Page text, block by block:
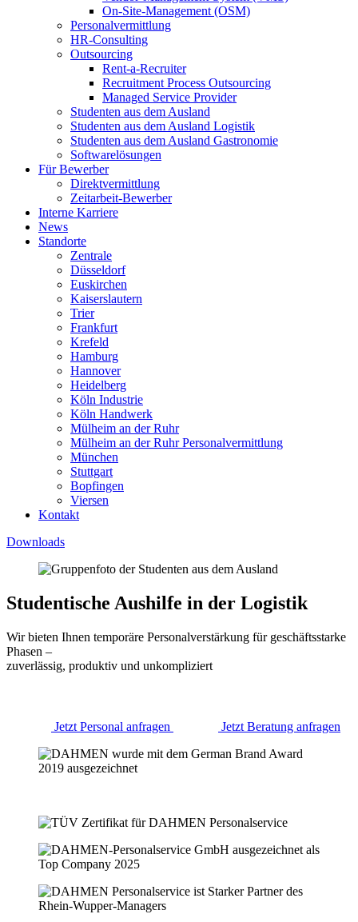
On-Site-Management (OSM)
Personalvermittlung
HR-Consulting
Outsourcing
Rent-a-Recruiter
Recruitment Process Outsourcing
Managed Service Provider
Studenten aus dem Ausland
Studenten aus dem Ausland Logistik
Studenten aus dem Ausland Gastronomie
Softwarelösungen
Für Bewerber
Direktvermittlung
Zeitarbeit-Bewerber
Interne Karriere
News
Standorte
Zentrale
Düsseldorf
Euskirchen
Kaiserslautern
Trier
Frankfurt
Krefeld
Hamburg
Hannover
Heidelberg
Köln Industrie
Köln Handwerk
Mülheim an der Ruhr
Mülheim an der Ruhr Personalvermittlung
München
Stuttgart
Bopfingen
Viersen
Kontakt
Downloads
Studentische Aushilfe in der Logistik
Wir bieten Ihnen temporäre Personalverstärkung für geschäftsstarke
Phasen –
zuverlässig, produktiv und unkompliziert
Jetzt Personal anfragen Jetzt Beratung anfragen